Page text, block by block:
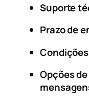
Suporte
Prazo de
Opções